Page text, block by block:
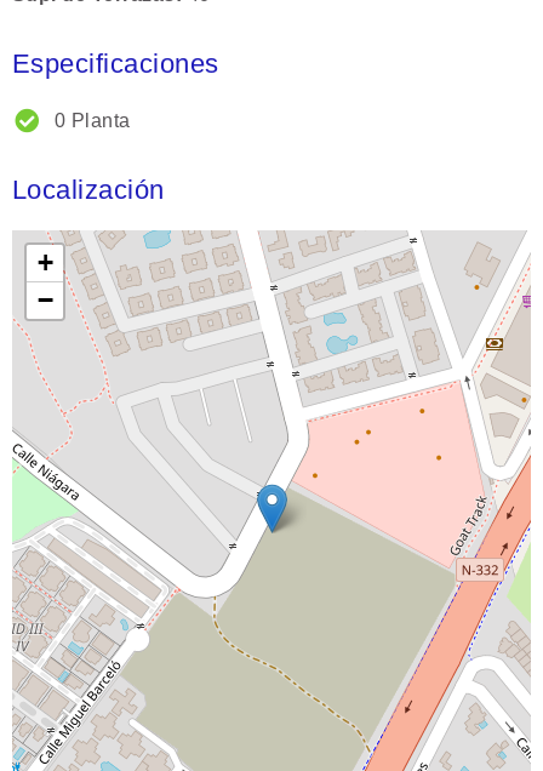
Especificaciones
0 Planta
Localización
+
−